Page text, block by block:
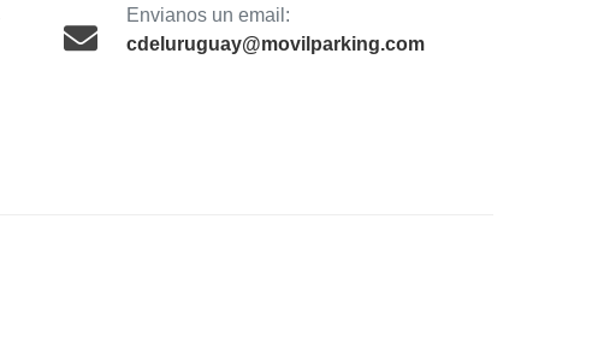
Envianos un email:
cdeluruguay@movilparking.com